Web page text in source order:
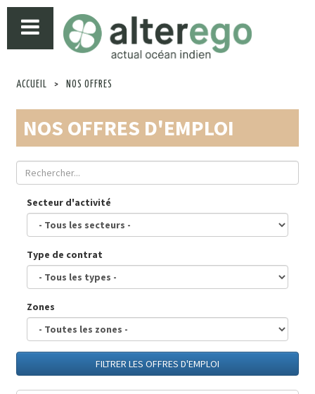
ACCUEIL > NOS OFFRES
NOS OFFRES D'EMPLOI
Secteur d'activité
Type de contrat
Zones
FILTRER LES OFFRES D'EMPLOI